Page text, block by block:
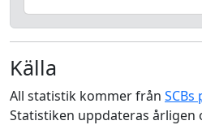
Källa
All statistik kommer från
Statistiken uppdateras årligen